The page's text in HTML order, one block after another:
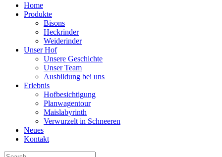
Home
Produkte
Bisons
Heckrinder
Weiderinder
Unser Hof
Unsere Geschichte
Unser Team
Ausbildung bei uns
Erlebnis
Hofbesichtigung
Planwagentour
Maislabyrinth
Verwurzelt in Schneeren
Neues
Kontakt